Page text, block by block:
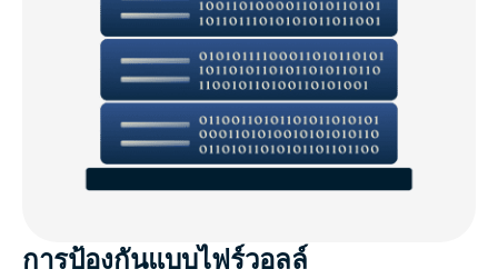
การป้องกันแบบไฟร์วอลล์